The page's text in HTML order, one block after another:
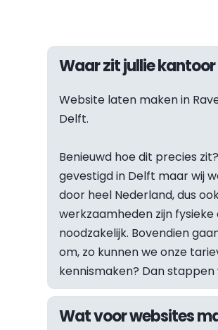
Waar zit jullie
Website laten maken in
Delft.
Benieuwd hoe dit precies
gevestigd in Delft maar wij
door heel Nederland, dus
werkzaamheden zijn
noodzakelijk. Bovendien
om, zo kunnen we onze
kennismaken? Dan
Wat voor websites